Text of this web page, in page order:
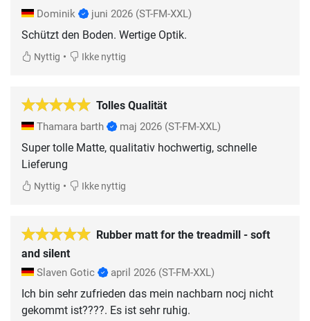
Dominik juni 2026 (ST-FM-XXL)
Schützt den Boden. Wertige Optik.
Nyttig • Ikke nyttig
Tolles Qualität
Thamara barth maj 2026 (ST-FM-XXL)
Super tolle Matte, qualitativ hochwertig, schnelle
Lieferung
Nyttig • Ikke nyttig
Rubber matt for the treadmill - soft
and silent
Slaven Gotic april 2026 (ST-FM-XXL)
Ich bin sehr zufrieden das mein nachbarn nocj nicht
gekommt ist????. Es ist sehr ruhig.